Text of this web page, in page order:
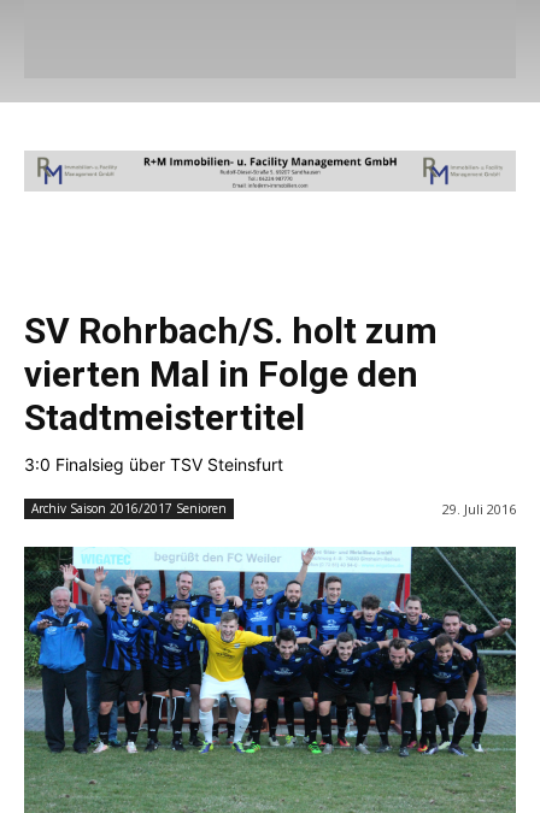
SV Rohrbach/S. holt zum
vierten Mal in Folge den
Stadtmeistertitel
3:0 Finalsieg über TSV Steinsfurt
Archiv Saison 2016/2017 Senioren 29. Juli 2016